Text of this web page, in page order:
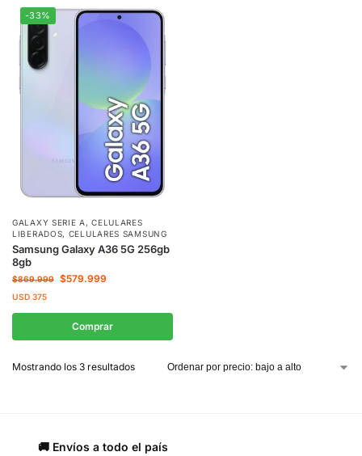
-33%
GALAXY SERIE A ,CELULARES
LIBERADOS, CELULARES SAMSUNG
Samsung Galaxy A36 5G 256gb
8gb
$869.999 $579.999
USD 375
Comprar
Mostrando los 3 resultados
🚚 Envíos a todo el país